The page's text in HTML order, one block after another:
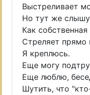
Выстреливает
Но тут же слышу
Как
Стреляет прямо
Я креплюсь.
Еще могу
Еще люблю,
Шутить, что